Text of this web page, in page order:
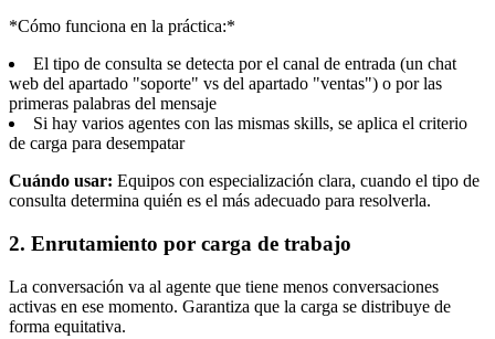
*Cómo funciona en la práctica:*
El tipo de consulta se detecta por el canal de entrada (un chat
web del apartado "soporte" vs del apartado "ventas") o por las
primeras palabras del mensaje
Si hay varios agentes con las mismas skills, se aplica el criterio
de carga para desempatar
Cuándo usar: Equipos con especialización clara, cuando el tipo de
consulta determina quién es el más adecuado para resolverla.
2. Enrutamiento por carga de trabajo
La conversación va al agente que tiene menos conversaciones
activas en ese momento. Garantiza que la carga se distribuye de
forma equitativa.